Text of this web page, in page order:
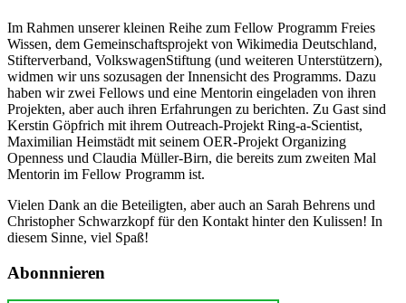
Im Rahmen unserer kleinen Reihe zum Fellow Programm Freies
Wissen, dem Gemeinschaftsprojekt von Wikimedia Deutschland,
Stifterverband, VolkswagenStiftung (und weiteren Unterstützern),
widmen wir uns sozusagen der Innensicht des Programms. Dazu
haben wir zwei Fellows und eine Mentorin eingeladen von ihren
Projekten, aber auch ihren Erfahrungen zu berichten. Zu Gast sind
Kerstin Göpfrich mit ihrem Outreach-Projekt Ring-a-Scientist,
Maximilian Heimstädt mit seinem OER-Projekt Organizing
Openness und Claudia Müller-Birn, die bereits zum zweiten Mal
Mentorin im Fellow Programm ist.
Vielen Dank an die Beteiligten, aber auch an Sarah Behrens und
Christopher Schwarzkopf für den Kontakt hinter den Kulissen! In
diesem Sinne, viel Spaß!
Abonnnieren